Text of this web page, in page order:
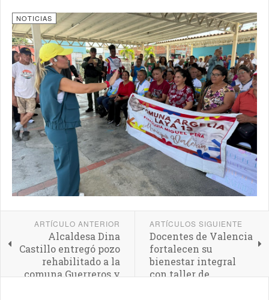
NOTICIAS
ARTÍCULO ANTERIOR
Alcaldesa Dina
Castillo entregó pozo
rehabilitado a la
comuna Guerreros y
ARTÍCULOS SIGUIENTE
Docentes de Valencia
fortalecen su
bienestar integral
con taller de